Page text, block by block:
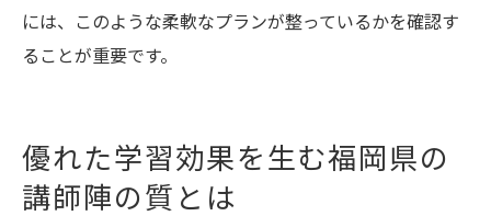
には、このような柔軟なプランが整っているかを確認す
ることが重要です。
優れた学習効果を生む福岡県の
講師陣の質とは